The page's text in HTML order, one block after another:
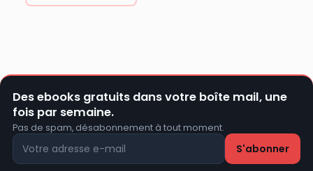
Des ebooks gratuits dans votre boîte mail, une
fois par semaine.
Pas de spam, désabonnement à tout moment.